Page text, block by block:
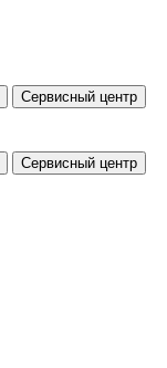
Сервисный центр
Сервисный центр